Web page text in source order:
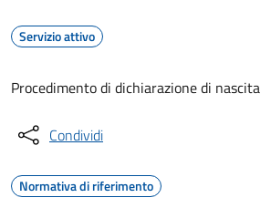
Servizio attivo
Procedimento di dichiarazione di nascita
Condividi
Normativa di riferimento